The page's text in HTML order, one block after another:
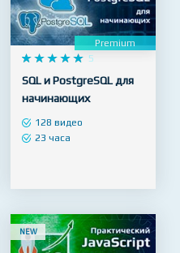
NEW
Premium
    
     5
SQL и PostgreSQL для
начинающих